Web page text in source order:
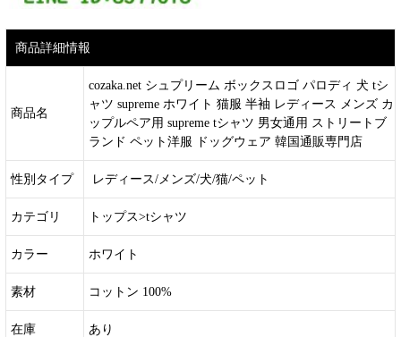
商品詳細情報
商品名
cozaka.net シュプリーム ボックスロゴ パロディ 犬 tシ
ャツ supreme ホワイト 猫服 半袖 レディース メンズ カ
ップルペア用 supreme tシャツ 男女通用 ストリートブ
ランド ペット洋服 ドッグウェア 韓国通販専門店
性別タイプ レディース/メンズ/犬/猫/ペット
カテゴリ トップス>tシャツ
カラー ホワイト
素材 コットン 100%
在庫 あり